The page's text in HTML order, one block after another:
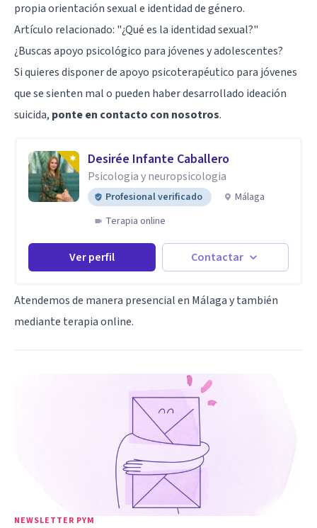
propia orientación sexual e identidad de género.
Artículo relacionado: "¿Qué es la identidad sexual?"
¿Buscas apoyo psicológico para jóvenes y adolescentes?
Si quieres disponer de apoyo psicoterapéutico para jóvenes
que se sienten mal o pueden haber desarrollado ideación
suicida, ponte en contacto con nosotros.
Desirée Infante Caballero
Psicologia y neuropsicologia
Profesional verificado
Málaga
Terapia online
Ver perfil Contactar
Atendemos de manera presencial en Málaga y también
mediante terapia online.
NEWSLETTER PYM